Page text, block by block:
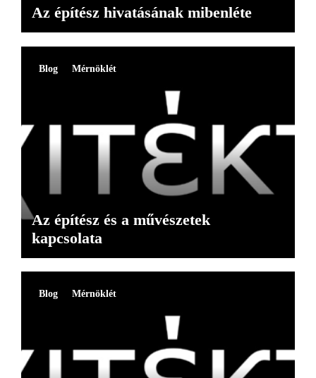
Az építész hivatásának mibenléte
Blog Mérnöklét
Az építész és a művészetek
kapcsolata
Blog Mérnöklét